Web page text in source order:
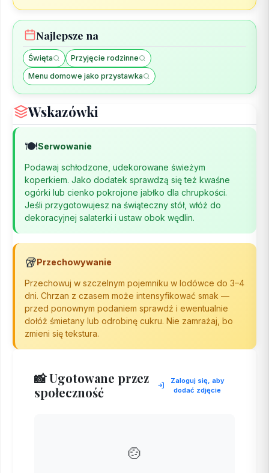
Najlepsze na
Święta
Przyjęcie rodzinne
Menu domowe jako przystawka
Wskazówki
🍽️Serwowanie
Podawaj schłodzone, udekorowane świeżym
koperkiem. Jako dodatek sprawdzą się też kwaśne
ogórki lub cienko pokrojone jabłko dla chrupkości.
Jeśli przygotowujesz na świąteczny stół, włóż do
dekoracyjnej salaterki i ustaw obok wędlin.
🥡Przechowywanie
Przechowuj w szczelnym pojemniku w lodówce do 3–4
dni. Chrzan z czasem może intensyfikować smak —
przed ponownym podaniem sprawdź i ewentualnie
dołóż śmietany lub odrobinę cukru. Nie zamrażaj, bo
zmieni się tekstura.
📸 Ugotowane przez
społeczność
Zaloguj się, aby
dodać zdjęcie
🍲